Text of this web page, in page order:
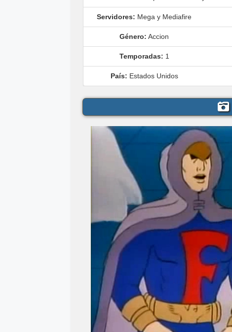
Servidores: Mega y Mediafire
Género: Accion
Temporadas: 1
País: Estados Unidos